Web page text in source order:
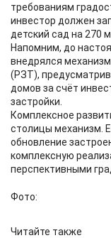
требованиям
инвестор должен
детский сад на 270
Напомним, до
внедрялся
(РЗТ),
домов за счёт
застройки.
Комплексное
столицы механизм.
обновление
комплексную
перспективными
Фото:
Читайте также